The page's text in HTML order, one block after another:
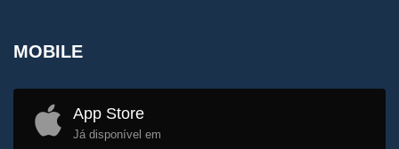
MOBILE
App Store
Já disponível em